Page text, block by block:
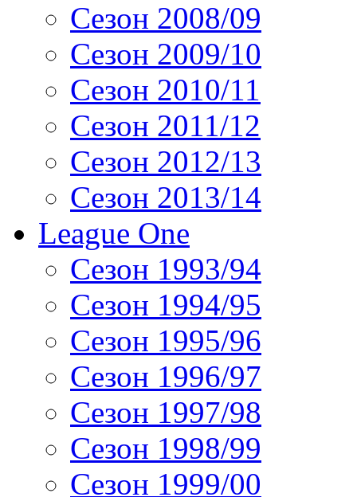
Сезон 2008/09
Сезон 2009/10
Сезон 2010/11
Сезон 2011/12
Сезон 2012/13
Сезон 2013/14
League One
Сезон 1993/94
Сезон 1994/95
Сезон 1995/96
Сезон 1996/97
Сезон 1997/98
Сезон 1998/99
Сезон 1999/00